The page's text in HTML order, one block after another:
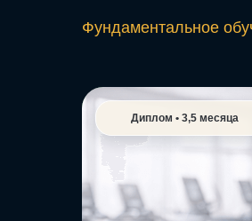
Фундаментальное
Диплом • 3,5 месяца